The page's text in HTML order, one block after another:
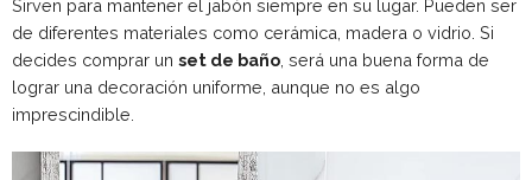
Sirven para mantener el jabón siempre en su lugar. Pueden ser
de diferentes materiales como cerámica, madera o vidrio. Si
decides comprar un set de baño , será una buena forma de
lograr una decoración uniforme, aunque no es algo
imprescindible.